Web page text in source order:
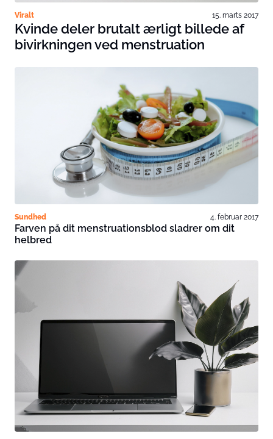
Viralt 15. marts 2017
Kvinde deler brutalt ærligt billede af
bivirkningen ved menstruation
Sundhed 4. februar 2017
Farven på dit menstruationsblod sladrer om dit
helbred